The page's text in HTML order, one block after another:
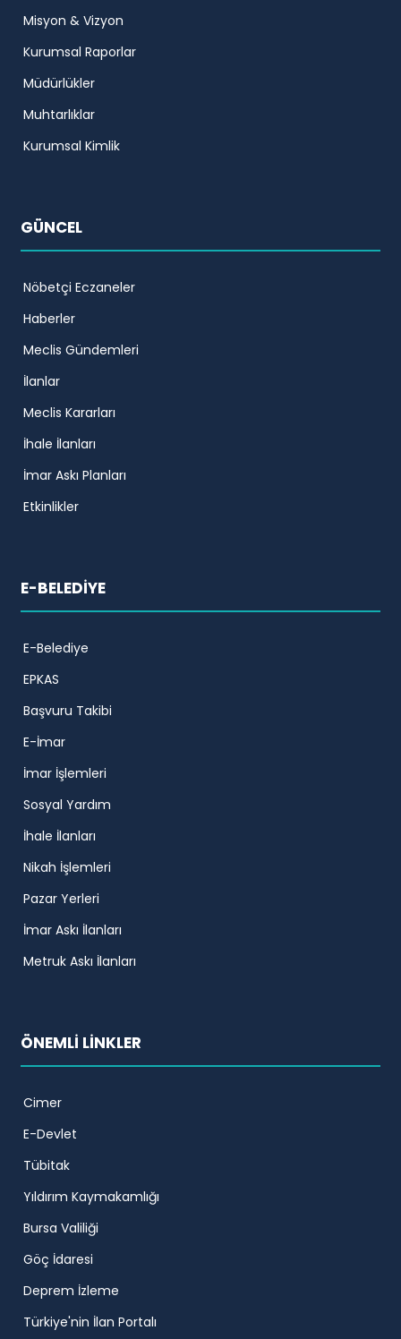
Misyon & Vizyon
Kurumsal Raporlar
Müdürlükler
Muhtarlıklar
Kurumsal Kimlik
GÜNCEL
Nöbetçi Eczaneler
Haberler
Meclis Gündemleri
İlanlar
Meclis Kararları
İhale İlanları
İmar Askı Planları
Etkinlikler
E-BELEDİYE
E-Belediye
EPKAS
Başvuru Takibi
E-İmar
İmar İşlemleri
Sosyal Yardım
İhale İlanları
Nikah İşlemleri
Pazar Yerleri
İmar Askı İlanları
Metruk Askı İlanları
ÖNEMLİ LİNKLER
Cimer
E-Devlet
Tübitak
Yıldırım Kaymakamlığı
Bursa Valiliği
Göç İdaresi
Deprem İzleme
Türkiye'nin İlan Portalı